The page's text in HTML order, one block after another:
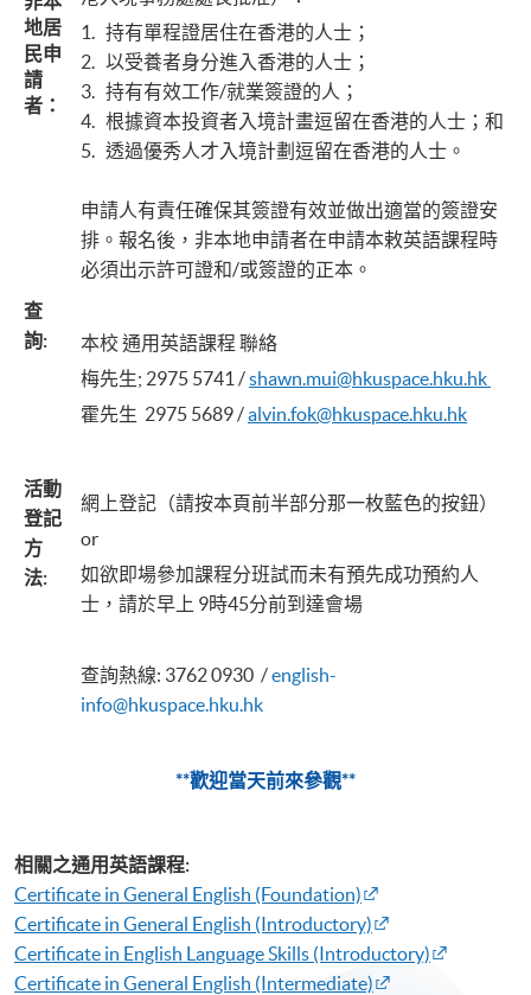
地居
民申
請
者：
1. 持有單程證居住在香港的人士；
2. 以受養者身分進入香港的人士；
3. 持有有效工作/就業簽證的人；
4. 根據資本投資者入境計畫逗留在香港的人士；和
5. 透過優秀人才入境計劃逗留在香港的人士。
申請人有責任確保其簽證有效並做出適當的簽證安
排。報名後，非本地申請者在申請本敕英語課程時
必須出示許可證和/或簽證的正本。
查
詢:
本校 通用英語課程 聯絡
梅先生; 2975 5741 /shawn.mui@hkuspace.hku.hk
霍先生 2975 5689 /alvin.fok@hkuspace.hku.hk
活動
登記
方
法:
網上登記（請按本頁前半部分那一枚藍色的按鈕）
or
如欲即場參加課程分班試而未有預先成功預約人
士，請於早上 9時45分前到達會場
查詢熱線: 3762 0930 /english-
info@hkuspace.hku.hk
**歡迎當天前來參觀**
相關之通用英語課程:
Certificate in General English (Foundation)
Certificate in General English (Introductory)
Certificate in English Language Skills (Introductory)​
Certificate in General English (Intermediate)​